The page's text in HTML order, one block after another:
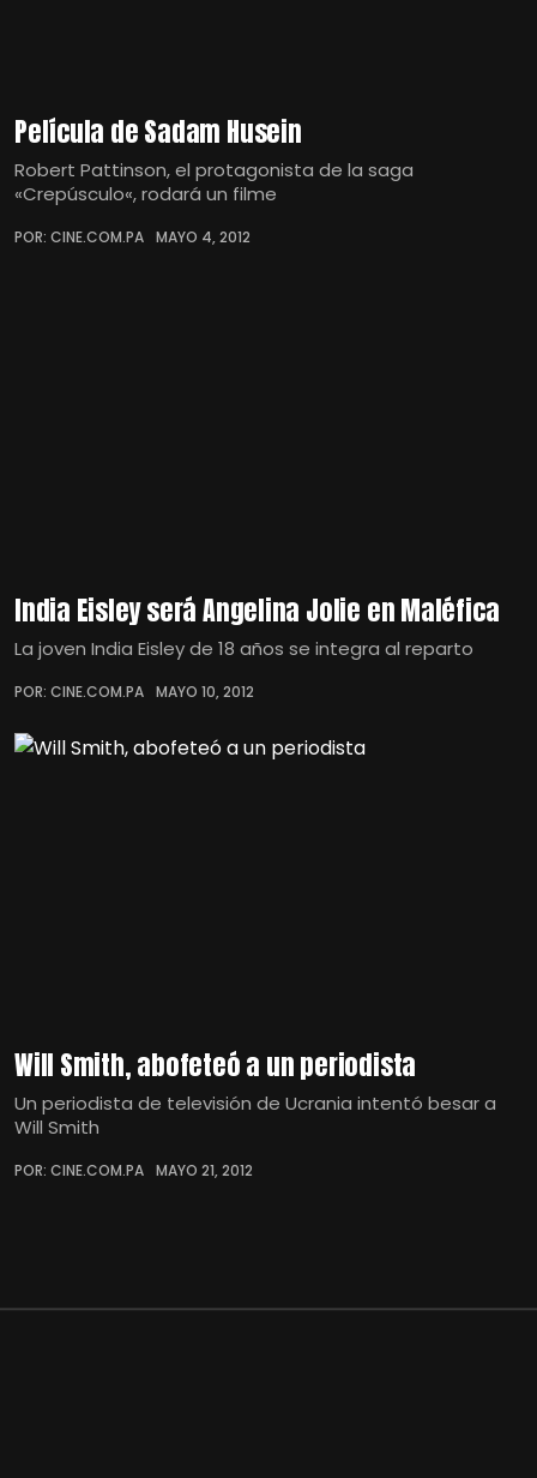
Película de Sadam Husein
Robert Pattinson, el protagonista de la saga
«Crepúsculo«, rodará un filme
POR: CINE.COM.PA MAYO 4, 2012
India Eisley será Angelina Jolie en Maléfica
La joven India Eisley de 18 años se integra al reparto
POR: CINE.COM.PA MAYO 10, 2012
Will Smith, abofeteó a un periodista
Un periodista de televisión de Ucrania intentó besar a
Will Smith
POR: CINE.COM.PA MAYO 21, 2012